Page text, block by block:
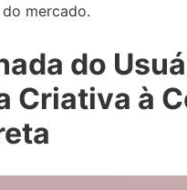
mercado.
do
Criativa à